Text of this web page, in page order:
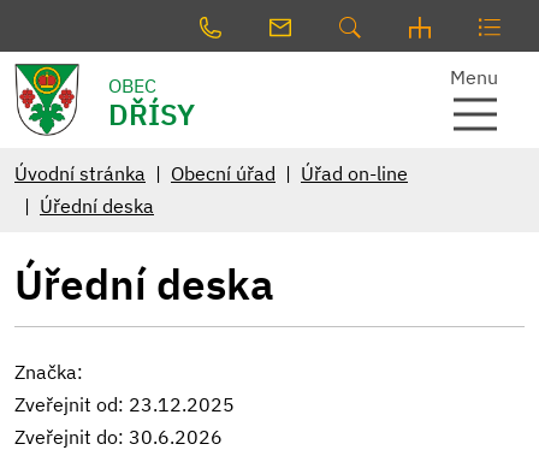
OBEC
DŘÍSY
Menu
Úvodní stránka Obecní úřad
Úřad on-line
Úřední deska
Úřední deska
Značka:
Zveřejnit od: 23.12.2025
Zveřejnit do: 30.6.2026